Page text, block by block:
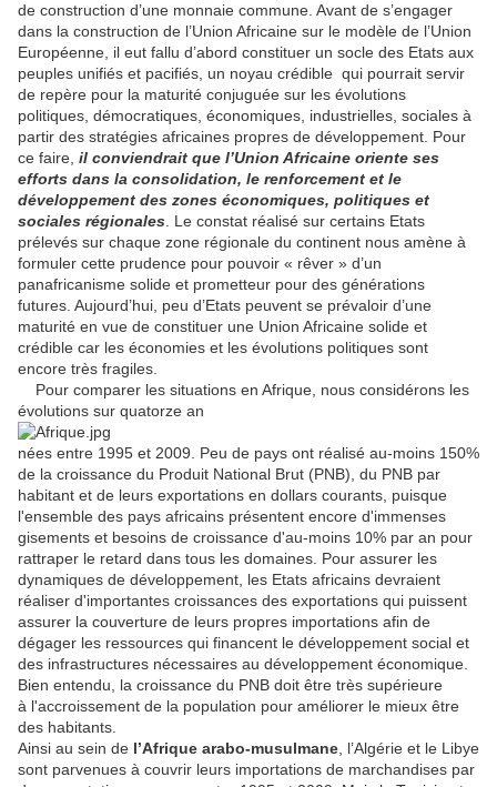
de construction d’une monnaie commune. Avant de s’engager
dans la construction de l’Union Africaine sur le modèle de l’Union
Européenne, il eut fallu d’abord constituer un socle des Etats aux
peuples unifiés et pacifiés, un noyau crédible qui pourrait servir
de repère pour la maturité conjuguée sur les évolutions
politiques, démocratiques, économiques, industrielles, sociales à
partir des stratégies africaines propres de développement. Pour
ce faire, il conviendrait que l’Union Africaine oriente ses
efforts dans la consolidation, le renforcement et le
développement des zones économiques, politiques et
sociales régionales . Le constat réalisé sur certains Etats
prélevés sur chaque zone régionale du continent nous amène à
formuler cette prudence pour pouvoir « rêver » d’un
panafricanisme solide et prometteur pour des générations
futures. Aujourd’hui, peu d’Etats peuvent se prévaloir d’une
maturité en vue de constituer une Union Africaine solide et
crédible car les économies et les évolutions politiques sont
encore très fragiles.
Pour comparer les situations en Afrique, nous considérons les
évolutions sur quatorze an
nées entre 1995 et 2009. Peu de pays ont réalisé au-moins 150%
de la croissance du Produit National Brut (PNB), du PNB par
habitant et de leurs exportations en dollars courants, puisque
l'ensemble des pays africains présentent encore d'immenses
gisements et besoins de croissance d'au-moins 10% par an pour
rattraper le retard dans tous les domaines. Pour assurer les
dynamiques de développement, les Etats africains devraient
réaliser d'importantes croissances des exportations qui puissent
assurer la couverture de leurs propres importations afin de
dégager les ressources qui financent le développement social et
des infrastructures nécessaires au développement économique.
Bien entendu, la croissance du PNB doit être très supérieure
à l'accroissement de la population pour améliorer le mieux être
des habitants.
Ainsi au sein de l’Afrique arabo-musulmane , l’Algérie et le Libye
sont parvenues à couvrir leurs importations de marchandises par